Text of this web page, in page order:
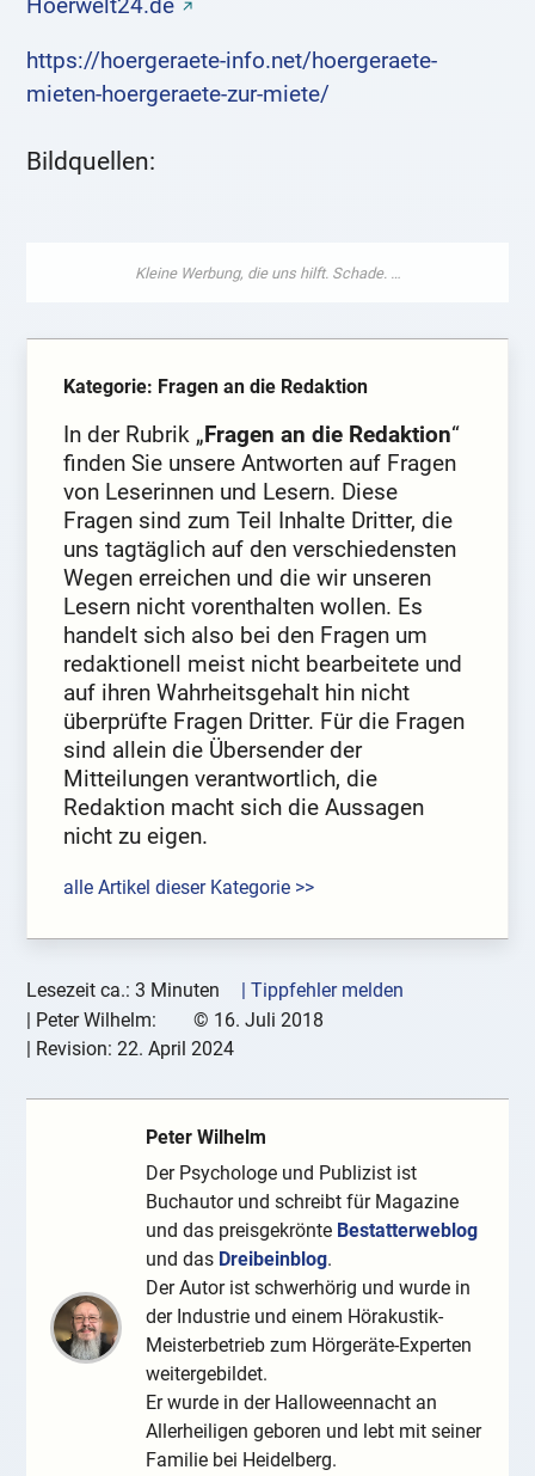
https://hoergeraete-info.net/hoergeraete-
mieten-hoergeraete-zur-miete/
Bildquellen:
Kategorie: Fragen an die Redaktion
In der Rubrik „Fragen an die Redaktion“
finden Sie unsere Antworten auf Fragen
von Leserinnen und Lesern. Diese
Fragen sind zum Teil Inhalte Dritter, die
uns tagtäglich auf den verschiedensten
Wegen erreichen und die wir unseren
Lesern nicht vorenthalten wollen. Es
handelt sich also bei den Fragen um
redaktionell meist nicht bearbeitete und
auf ihren Wahrheitsgehalt hin nicht
überprüfte Fragen Dritter. Für die Fragen
sind allein die Übersender der
Mitteilungen verantwortlich, die
Redaktion macht sich die Aussagen
nicht zu eigen.
alle Artikel dieser Kategorie >>
Lesezeit ca.: 3 Minuten
| Tippfehler melden
Peter Wilhelm: © 16. Juli 2018
| Revision:22. April 2024
Peter Wilhelm
Der Psychologe und Publizist ist
Buchautor und schreibt für Magazine
und das preisgekrönte Bestatterweblog
und das Dreibeinblog.
Der Autor ist schwerhörig und wurde in
der Industrie und einem Hörakustik-
Meisterbetrieb zum Hörgeräte-Experten
weitergebildet.
Er wurde in der Halloweennacht an
Allerheiligen geboren und lebt mit seiner
Familie bei Heidelberg.